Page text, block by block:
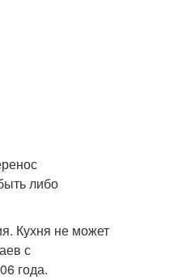
либо
Кухня не может
с
года.